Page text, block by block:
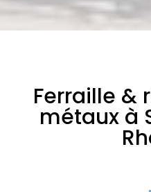
Ferraille &
métaux à